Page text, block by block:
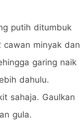
putih ditumbuk
cawan minyak dan
garing naik
dahulu.
sahaja. Gaulkan
gula.